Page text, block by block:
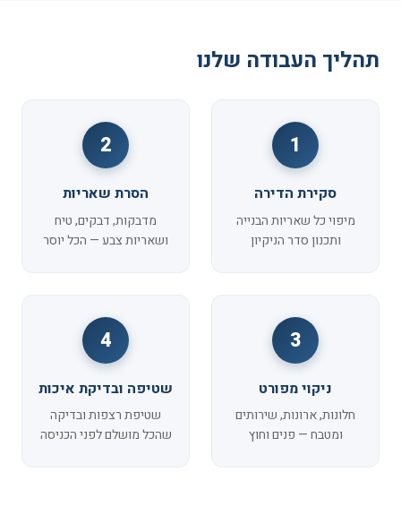
תהליך העבודה שלנו
1
סקירת הדירה
מיפוי כל שאריות הבנייה
ותכנון סדר הניקיון
2
הסרת שאריות
מדבקות, דבקים, טיח
ושאריות צבע — הכל יוסר
3
ניקוי מפורט
חלונות, ארונות, שירותים
ומטבח — פנים וחוץ
4
שטיפה ובדיקת איכות
שטיפת רצפות ובדיקה
שהכל מושלם לפני הכניסה